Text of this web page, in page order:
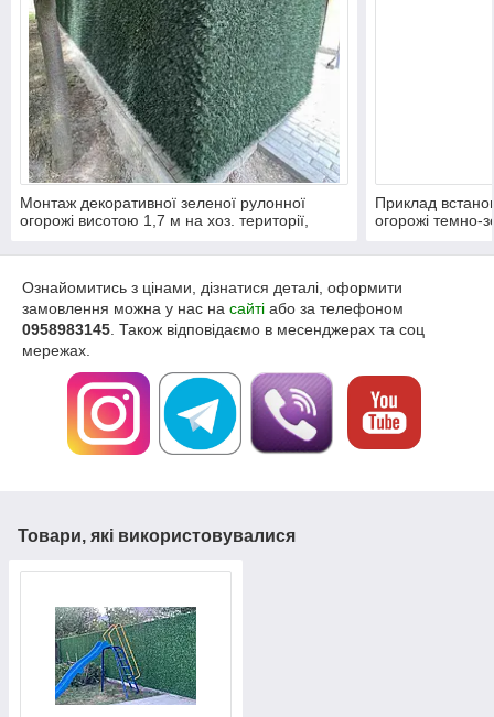
Монтаж декоративної зеленої рулонної
огорожі висотою 1,7 м на хоз. території,
технічну зону від сторонніх поглядів та
Приклад
огорожі темно-
структура
середовище.
Ознайомитись з цінами, дізнатися деталі, оформити
замовлення можна у нас на сайті або за телефоном
0958983145 . Також відповідаємо в месенджерах та соц
мережах.
Товари, які використовувалися